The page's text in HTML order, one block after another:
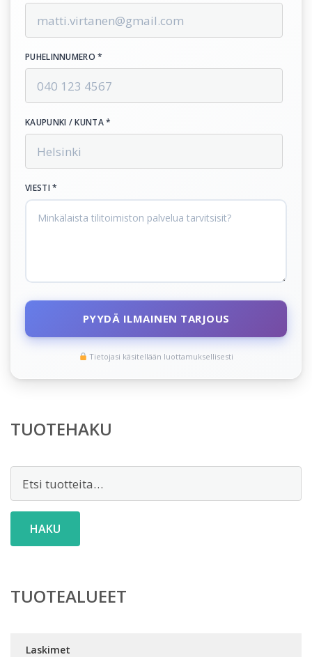
PUHELINNUMERO *
KAUPUNKI / KUNTA *
VIESTI *
PYYDÄ ILMAINEN TARJOUS
Tietojasi käsitellään luottamuksellisesti
TUOTEHAKU
HAKU
TUOTEALUEET
Laskimet